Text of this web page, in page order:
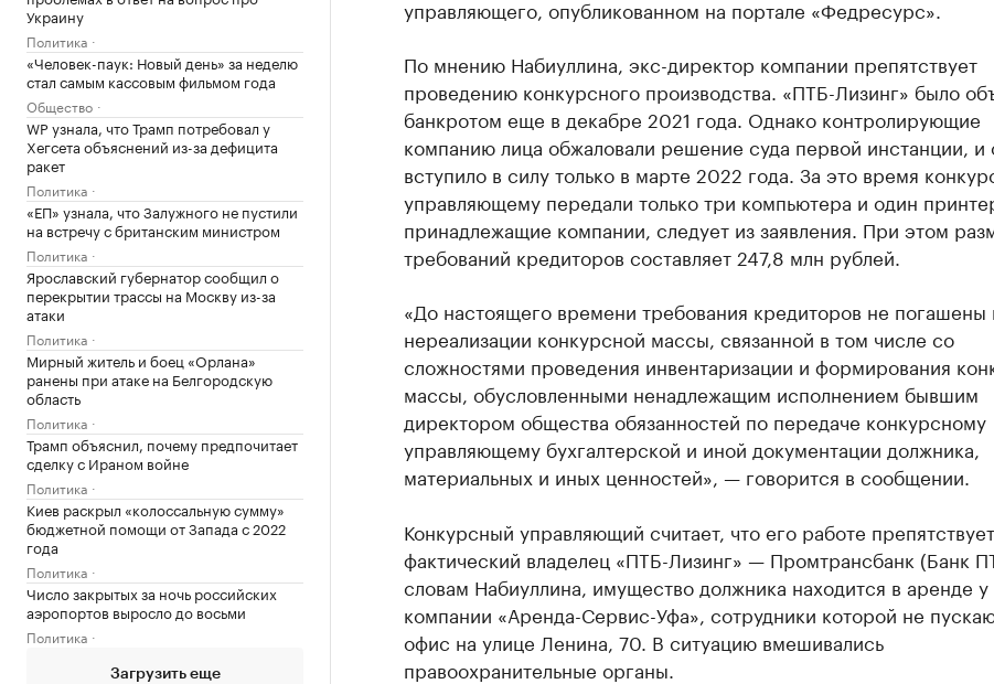
Украину
Политика
«Человек-паук: Новый день» за неделю
стал самым кассовым фильмом года
Общество
WP узнала, что Трамп потребовал у
Хегсета объяснений из-за дефицита
ракет
Политика
«ЕП» узнала, что Залужного не пустили
на встречу с британским министром
Политика
Ярославский губернатор сообщил о
перекрытии трассы на Москву из-за
атаки
Политика
Мирный житель и боец «Орлана»
ранены при атаке на Белгородскую
область
Политика
Трамп объяснил, почему предпочитает
сделку с Ираном войне
Политика
Киев раскрыл «колоссальную сумму»
бюджетной помощи от Запада с 2022
года
Политика
Число закрытых за ночь российских
аэропортов выросло до восьми
Политика
Загрузить еще
управляющего, опубликованном на портале «Федресурс».
По мнению Набиуллина, экс-директор компании препятствует
проведению конкурсного производства. «ПТБ-Лизинг» было
банкротом еще в декабре 2021 года. Однако контролирующие
компанию лица обжаловали решение суда первой инстанции, и
вступило в силу только в марте 2022 года. За это время
управляющему передали только три компьютера и один
принадлежащие компании, следует из заявления. При этом
требований кредиторов составляет 247,8 млн рублей.
«До настоящего времени требования кредиторов не погашены
нереализации конкурсной массы, связанной в том числе со
сложностями проведения инвентаризации и формирования
массы, обусловленными ненадлежащим исполнением бывшим
директором общества обязанностей по передаче конкурсному
управляющему бухгалтерской и иной документации должника,
материальных и иных ценностей», — говорится в сообщении.
Конкурсный управляющий считает, что его работе
фактический владелец «ПТБ-Лизинг» — Промтрансбанк (Банк
словам Набиуллина, имущество должника находится в аренде у
компании «Аренда-Сервис-Уфа», сотрудники которой не
офис на улице Ленина, 70. В ситуацию вмешивались
правоохранительные органы.